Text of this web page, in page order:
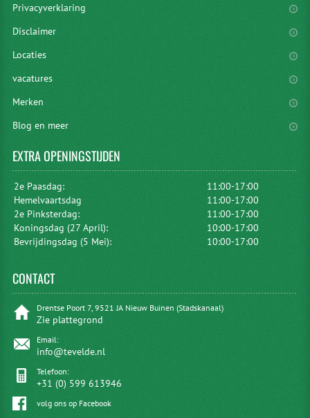
Privacyverklaring
Disclaimer
Locaties
vacatures
Merken
Blog en meer
EXTRAOPENINGSTIJDEN
2e Paasdag:
11:00-17:00
Hemelvaartsdag
11:00-17:00
2e Pinksterdag:
11:00-17:00
Koningsdag (27 April):
10:00-17:00
Bevrijdingsdag (5 Mei):
10:00-17:00
CONTACT
Drentse Poort 7, 9521 JA Nieuw Buinen (Stadskanaal)
Zie plattegrond
Email:
info@tevelde.nl
Telefoon:
+31 (0) 599 613946
volg ons op Facebook